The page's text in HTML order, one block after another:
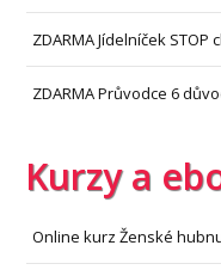
ZDARMA Jídelníček
ZDARMA Průvodce 6
Kurzy a
Online kurz Ženské